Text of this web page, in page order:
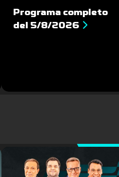
Programa completo
del 5/8/2026